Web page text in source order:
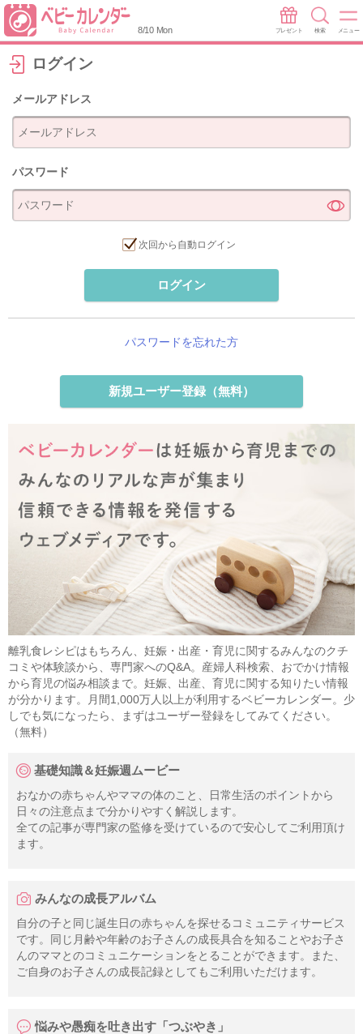
8/10 Mon プレゼント 検索 メニュー
ログイン
メールアドレス
パスワード
次回から自動ログイン
ログイン
パスワードを忘れた方
新規ユーザー登録（無料）
離乳食レシピはもちろん、妊娠・出産・育児に関するみんなのクチ
コミや体験談から、専門家へのQ&A。産婦人科検索、おでかけ情報
から育児の悩み相談まで。妊娠、出産、育児に関する知りたい情報
が分かります。月間1,000万人以上が利用するベビーカレンダー。少
しでも気になったら、まずはユーザー登録をしてみてください。
（無料）
基礎知識＆妊娠週ムービー
おなかの赤ちゃんやママの体のこと、日常生活のポイントから
日々の注意点まで分かりやすく解説します。
全ての記事が専門家の監修を受けているので安心してご利用頂け
ます。
みんなの成長アルバム
自分の子と同じ誕生日の赤ちゃんを探せるコミュニティサービス
です。同じ月齢や年齢のお子さんの成長具合を知ることやお子さ
んのママとのコミュニケーションをとることができます。また、
ご自身のお子さんの成長記録としてもご利用いただけます。
悩みや愚痴を吐き出す「つぶやき」